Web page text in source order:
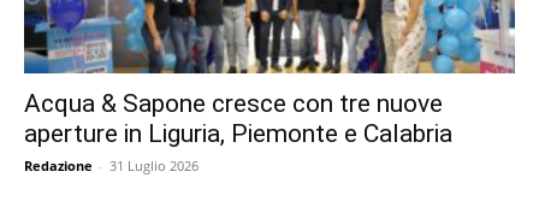
Acqua & Sapone cresce con tre nuove
aperture in Liguria, Piemonte e Calabria
Redazione - 31 Luglio 2026